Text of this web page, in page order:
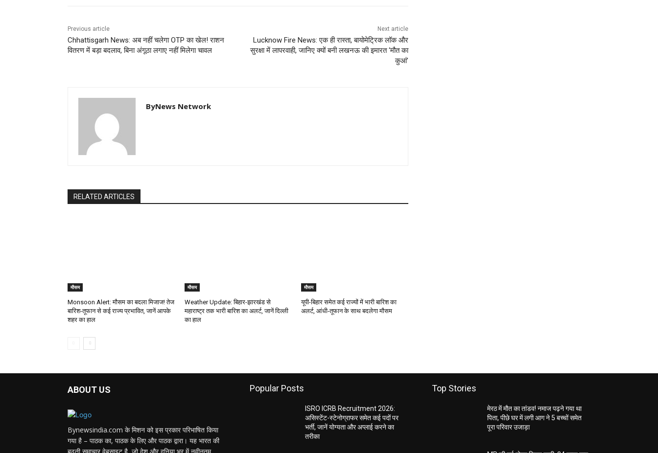
Previous article
Chhattisgarh News: अब नहीं चलेगा OTP का खेल! राशन
वितरण में बड़ा बदलाव, बिना अंगूठा लगाए नहीं मिलेगा चावल
Next article
Lucknow Fire News: एक ही रास्ता, बायोमेट्रिक लॉक और
सुरक्षा में लापरवाही, जानिए क्यों बनी लखनऊ की इमारत ‘मौत का
कुआं’
ByNews Network
RELATED ARTICLES
मौसम
Monsoon Alert: मौसम का बदला मिजाज! तेज
बारिश-तूफान से कई राज्य प्रभावित, जानें आपके
शहर का हाल
मौसम
Weather Update: बिहार-झारखंड से
महाराष्ट्र तक भारी बारिश का अलर्ट, जानें दिल्ली
का हाल
मौसम
यूपी-बिहार समेत कई राज्यों में भारी बारिश का
अलर्ट, आंधी-तूफान के साथ बदलेगा मौसम
ABOUT US
Bynewsindia.com के मिशन को इस प्रकार परिभाषित किया
गया है – पाठक का, पाठक के लिए और पाठक द्वारा। यह भारत की
Popular Posts
ISRO ICRB Recruitment 2026:
असिस्टेंट-स्टेनोग्राफर समेत कई पदों पर
भर्ती, जानें योग्यता और अप्लाई करने का
तरीका
Top Stories
मेरठ में मौत का तांडव! नमाज पढ़ने गया था
पिता, पीछे घर में लगी आग ने 5 बच्चों समेत
पूरा परिवार उजाड़ा